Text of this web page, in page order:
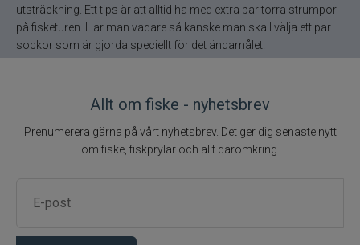
utsträckning. Ett tips är att alltid ha med extra par torra strumpor
på fisketuren. Har man vadare så kanske man skall välja ett par
sockor som är gjorda speciellt för det ändamålet.
Allt om fiske - nyhetsbrev
Prenumerera gärna på vårt nyhetsbrev. Det ger dig senaste nytt
om fiske, fiskprylar och allt däromkring.